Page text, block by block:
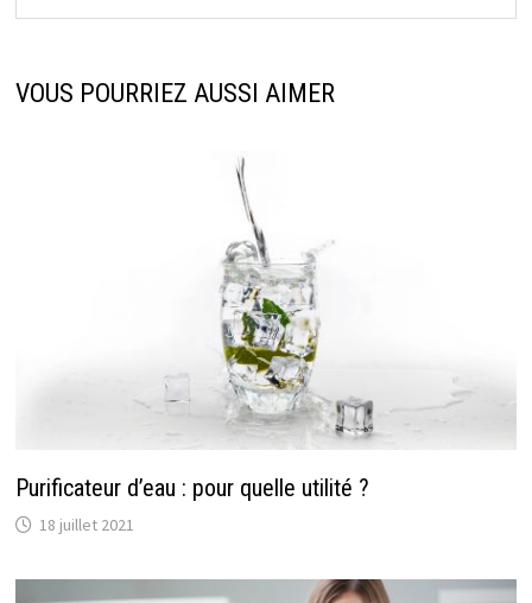
VOUS POURRIEZ AUSSI AIMER
Purificateur d’eau : pour quelle utilité ?
18 juillet 2021